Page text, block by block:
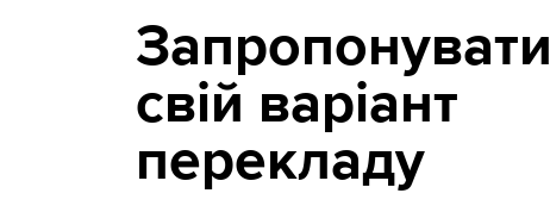
Запропонувати
свій варіант
перекладу